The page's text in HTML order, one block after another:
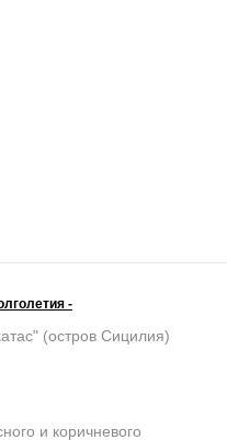
-
(остров Сицилия)
и коричневого